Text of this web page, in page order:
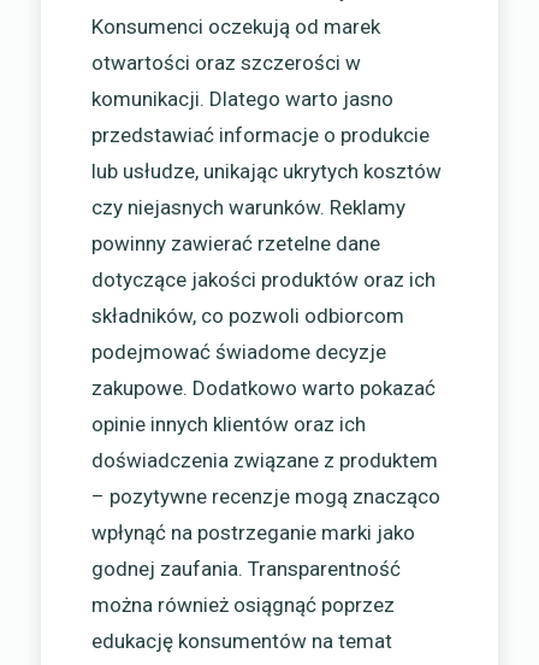
Konsumenci oczekują od marek
otwartości oraz szczerości w
komunikacji. Dlatego warto jasno
przedstawiać informacje o produkcie
lub usłudze, unikając ukrytych kosztów
czy niejasnych warunków. Reklamy
powinny zawierać rzetelne dane
dotyczące jakości produktów oraz ich
składników, co pozwoli odbiorcom
podejmować świadome decyzje
zakupowe. Dodatkowo warto pokazać
opinie innych klientów oraz ich
doświadczenia związane z produktem
– pozytywne recenzje mogą znacząco
wpłynąć na postrzeganie marki jako
godnej zaufania. Transparentność
można również osiągnąć poprzez
edukację konsumentów na temat